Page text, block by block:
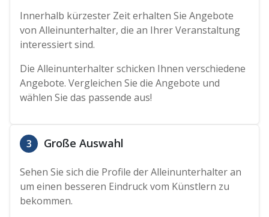
Innerhalb kürzester Zeit erhalten Sie Angebote
von Alleinunterhalter, die an Ihrer Veranstaltung
interessiert sind.
Die Alleinunterhalter schicken Ihnen verschiedene
Angebote. Vergleichen Sie die Angebote und
wählen Sie das passende aus!
3 Große Auswahl
Sehen Sie sich die Profile der Alleinunterhalter an
um einen besseren Eindruck vom Künstlern zu
bekommen.